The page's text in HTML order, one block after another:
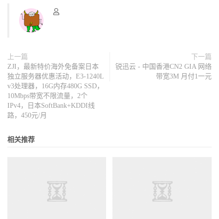
上一篇
ZJI，最新特价海外免备案日本
独立服务器优惠活动，E3-1240L
v3处理器，16G内存480G SSD，
10Mbps带宽不限流量，2个
IPv4，日本SoftBank+KDDI线
路，450元/月
下一篇
锐迅云 - 中国香港CN2 GIA 网络
带宽3M 月付1一元
相关推荐